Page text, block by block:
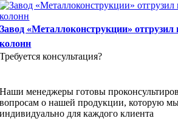
Завод «Металлоконструкции»
колонн
Требуется консультация?
Наши менеджеры готовы
вопросам о нашей продукции, которую
индивидуально для каждого клиента